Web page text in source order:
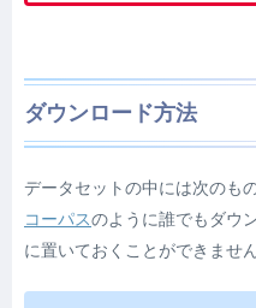
ダウンロード方法
データセットの中には次のも
コーパスのように誰でもダウ
に置いておくことができません